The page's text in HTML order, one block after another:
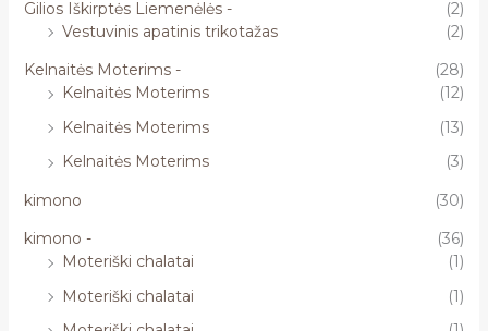
Gilios Iškirptės Liemenėlės -
(2)
Vestuvinis apatinis trikotažas
(2)
Kelnaitės Moterims -
(28)
Kelnaitės Moterims
(12)
Kelnaitės Moterims
(13)
Kelnaitės Moterims
(3)
kimono
(30)
kimono -
(36)
Moteriški chalatai
(1)
Moteriški chalatai
(1)